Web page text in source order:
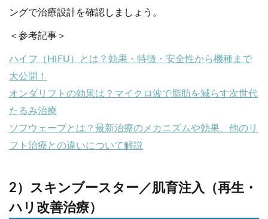
ングで治療設計を確認しましょう。
＜参考記事＞
ハイフ（HIFU）とは？効果・特徴・安全性から機種まで
大公開！
オンダリフトの効果は？マイクロ波で脂肪を減らす次世代
たるみ治療
ソフウェーブとは？最新治療のメカニズムや効果、他のリ
フト治療との違いについて解説
2）スキンブースター／肌育注入（再生・
ハリ改善治療）